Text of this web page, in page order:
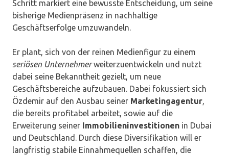
Schritt markiert eine bewusste Entscheidung, um seine
bisherige Medienpräsenz in nachhaltige
Geschäftserfolge umzuwandeln.
Er plant, sich von der reinen Medienfigur zu einem
seriösen Unternehmerweiterzuentwickeln und nutzt
dabei seine Bekanntheit gezielt, um neue
Geschäftsbereiche aufzubauen. Dabei fokussiert sich
Özdemir auf den Ausbau seiner Marketingagentur
die bereits profitabel arbeitet, sowie auf die
Erweiterung seiner Immobilieninvestitionen in Dubai
und Deutschland. Durch diese Diversifikation will er
langfristig stabile Einnahmequellen schaffen, die